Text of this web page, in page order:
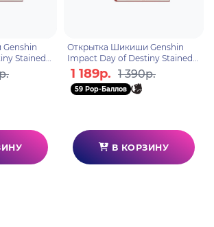
Stained
Открытка Шикиши Genshin
Impact Day of Destiny Stained
Glass Bordered Тарталья
(Чайлд) 6942630806253
1 189р. 1 390р.
59 Pop-Баллов
В КОРЗИНУ